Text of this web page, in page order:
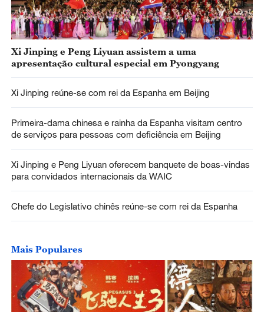
Xi Jinping e Peng Liyuan assistem a uma
apresentação cultural especial em Pyongyang
Xi Jinping reúne-se com rei da Espanha em Beijing
Primeira-dama chinesa e rainha da Espanha visitam centro
de serviços para pessoas com deficiência em Beijing
Xi Jinping e Peng Liyuan oferecem banquete de boas-vindas
para convidados internacionais da WAIC
Chefe do Legislativo chinês reúne-se com rei da Espanha
Mais Populares